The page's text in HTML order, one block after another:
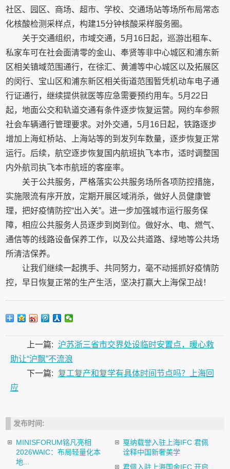
社区、园区、商场、超市、学校、交通场站等场所布局常态
化核酸检测采样点，构建15分钟核酸采样服务圈。
关于交通组织，市域交通，5月16日起，巡游出租车、
私家车可在社会面清零的金山、奉贤等非中心城区和浦东新
区相关镇域范围通行，在徐汇、黄浦等中心城区以及拓展区
的闵行、宝山区和浦东新区相关街道范围暂凭机动车电子通
行证通行，继续提供就医等应急需要预约用车。5月22日
起，地面公交和轨道交通有条件逐步恢复运营。网约车参照
社会车辆通行管理要求。对外交通，5月16日起，铁路逐步
增加上海虹桥站、上海站等的到发列车数量，逐步恢复正常
运行。后续，航空逐步恢复国内航班执飞本市，适时调整国
内外航司执飞本市航班的客座率。
关于公共服务，严格落实公共服务场所各项防控措施，
实施限流有序开放，定期开展区域消杀，做好人员健康管
理，把好疫情防控“出入关”。进一步加强城市运行服务保
障，相应公共服务人员逐步到岗到位。做好水、电、燃气、
通信等的线路设备保养工作，以及公共道路、绿地等公共场
所清洁保养。
让我们继续一起携手、共同努力，毫不动摇抓好疫情防
控，早日恢复正常的生产生活，坚决打赢大上海保卫战！
上一篇: 沪苏浙三省市交界处设临时安置点，暖心救
助让“沪飘”不流浪
下一篇:
复工复产和复学有具体时间节点吗？上海回
应
发布时间:
MINISFORUM铭凡亮相
2026WAIC：布局轻量化本
地...
戛纳载誉入驻上海IFC 君佩
诠释中国新奢美学
君佩入驻上海国金IFC 开启